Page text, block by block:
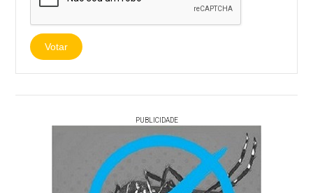
Votar
PUBLICIDADE